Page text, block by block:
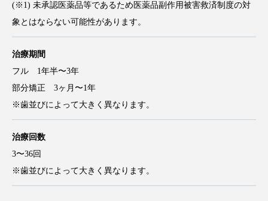
(※1) 未承認医薬品等であるため医薬品副作用被害救済制度の対
象とはならない可能性があります。
治療期間
フル 1年半〜3年
部分矯正 3ヶ月〜1年
※歯並びによって大きく異なります。
治療回数
3〜36回
※歯並びによって大きく異なります。